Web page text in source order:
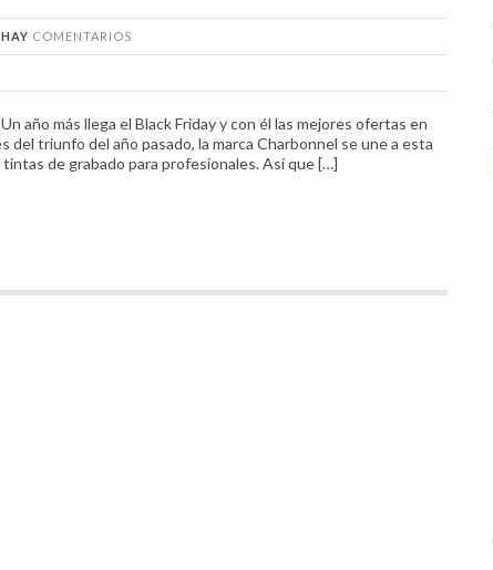
COMENTARIOS
año más llega el Black Friday y con él las mejores ofertas en
triunfo del año pasado, la marca Charbonnel se une a esta
de grabado para profesionales. Así que […]